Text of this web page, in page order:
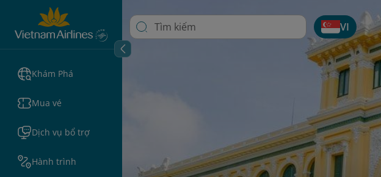
Khám Phá
Mua vé
Dịch vụ bổ trợ
Hành trình
VI